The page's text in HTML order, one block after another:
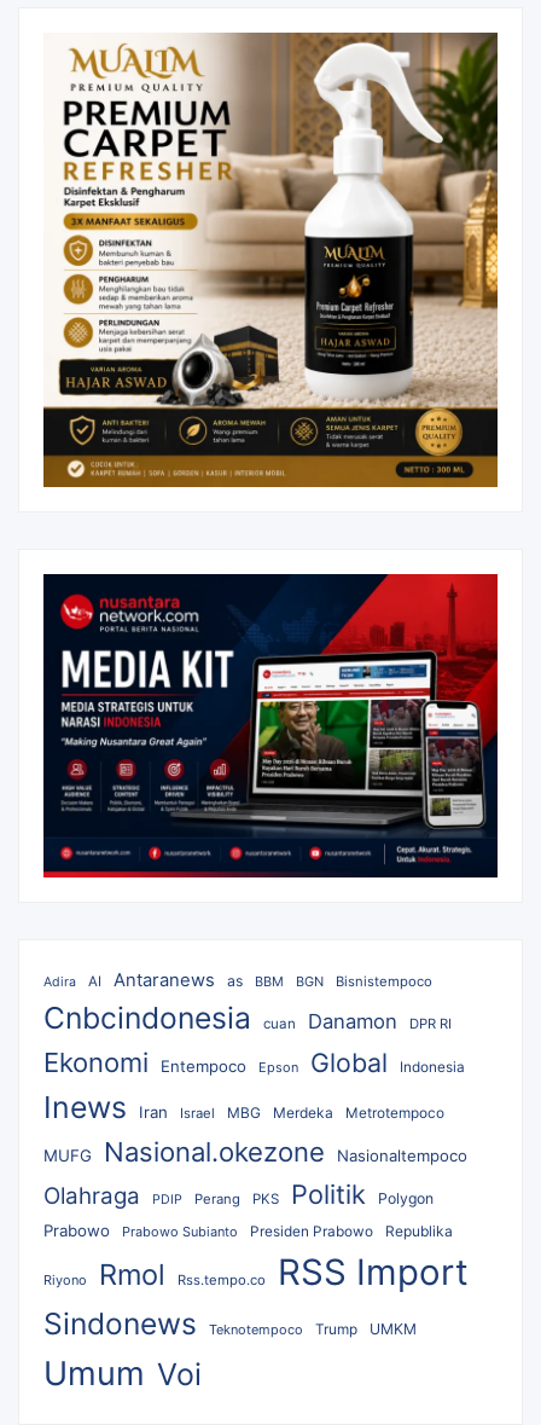
Adira AI Antaranews as BBM BGN Bisnistempoco
Cnbcindonesia cuan Danamon DPR RI
Ekonomi Entempoco Epson Global Indonesia
Inews Iran Israel MBG Merdeka Metrotempoco
MUFG Nasional.okezone Nasionaltempoco
Olahraga PDIP Perang PKS Politik Polygon
Prabowo Prabowo Subianto Presiden Prabowo Republika
Riyono Rmol Rss.tempo.co RSS Import
Sindonews Teknotempoco Trump UMKM
Umum Voi